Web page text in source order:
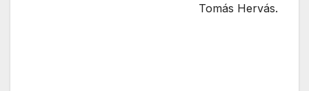
Tomás Hervás.